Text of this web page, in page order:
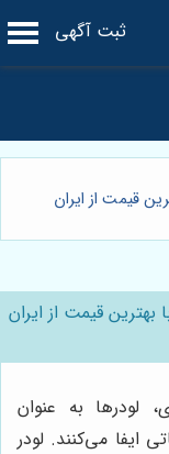
ثبت آگهی
قیمت از ایران
بهترین قیمت از ایران
لودرها به عنوان
ایفا می‌کنند. لودر